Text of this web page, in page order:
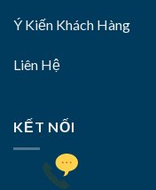
Ý Kiến Khách Hàng
Liên Hệ
KẾT NỐI